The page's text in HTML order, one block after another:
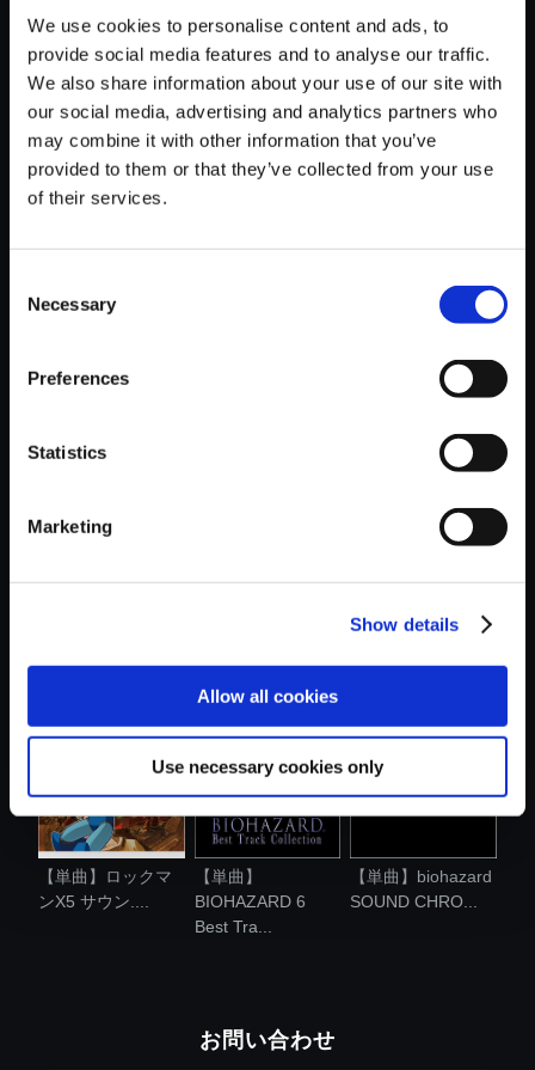
We use cookies to personalise content and ads, to
provide social media features and to analyse our traffic.
We also share information about your use of our site with
our social media, advertising and analytics partners who
may combine it with other information that you’ve
provided to them or that they’ve collected from your use
of their services.
Selection
Necessary
Preferences
Statistics
Marketing
Show details
Allow all cookies
Use necessary cookies only
【単曲】ロックマンX5 サウンド
コレクション UNUSED TRACK
”MISSION REPORT”
おすすめ商品
ンX6 サウン....
ンX5 サウン....
ン4 サウンド...
【単曲】ロックマ
ンX5 サウン....
【単曲】
BIOHAZARD 6
Best Tra...
【単曲】biohazard
SOUND CHRO...
お問い合わせ